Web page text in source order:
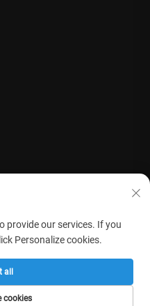
Tous droits réservés. - Politique
provide our services. If you
Personalize cookies.
cookies
all